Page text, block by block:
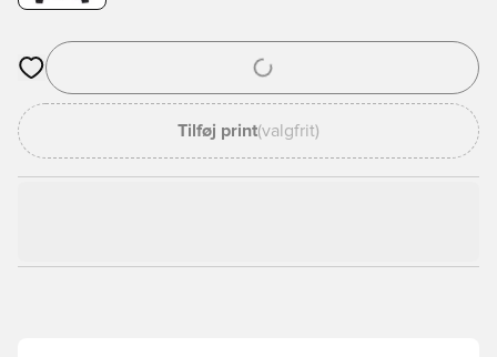
Åbner en Modal til at logge ind eller tilmelde dig som medlem
Tilføj print(valgfrit)